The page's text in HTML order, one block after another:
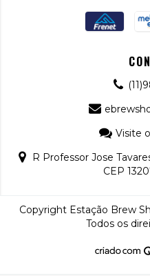
Visite
R Professor Jose
CEP
Copyright Estação Brew
Todos os